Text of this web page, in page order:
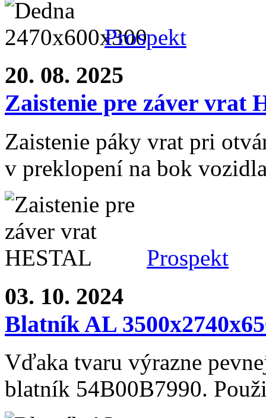
Prospekt
20. 08. 2025
Zaistenie pre záver vrat
Zaistenie páky vrat pri
v preklopení na bok
Prospekt
03. 10. 2024
Blatník AL
Vďaka tvaru výrazne
blatník 54B00B7990.